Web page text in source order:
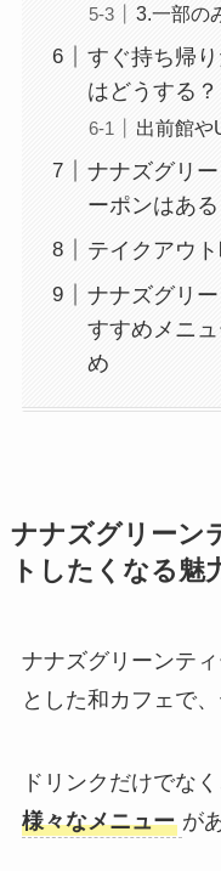
3.一部の
すぐ持ち帰
はどうする？
出前館や
ナナズグリ
ーポンはある
テイクアウ
ナナズグリ
すすめメニ
め
ナナズグリーン
トしたくなる魅
ナナズグリーンテ
とした和カフェで
ドリンクだけでなく
様々なメニュー が